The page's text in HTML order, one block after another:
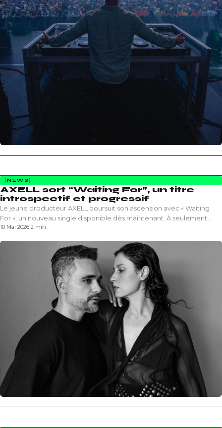
NEWS
AXELL sort “Waiting For”, un titre
introspectif et progressif
Le jeune producteur AXELL poursuit son ascension avec « Waiting
For », un nouveau single disponible dès maintenant. À seulement…
10 Mai 2026·2 min